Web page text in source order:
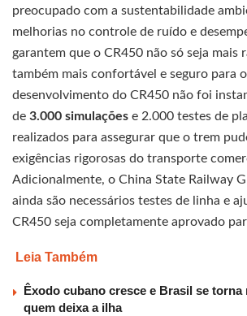
preocupado com a sustentabilidade
melhorias no controle de ruído e
garantem que o CR450 não só seja mais
também mais confortável e seguro para
desenvolvimento do CR450 não foi
de 3.000 simulações e 2.000 testes de
realizados para assegurar que o trem
exigências rigorosas do transporte
Adicionalmente, o China State Railway
ainda são necessários testes de linha e
CR450 seja completamente aprovado
Leia Também
Êxodo cubano cresce e Brasil se
quem deixa a ilha